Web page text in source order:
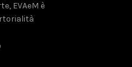
EVAeM è